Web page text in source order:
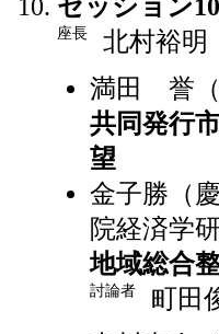
セッション
座長
北村裕明
満田 誉（
共同発行
望
金子勝（
院経済学
地域総合
討論者
町田